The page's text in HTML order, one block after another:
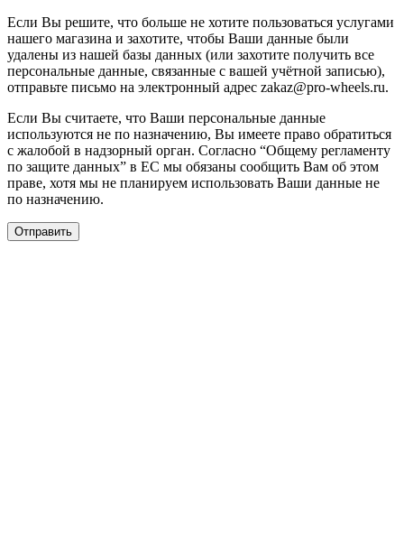
Если Вы решите, что больше не хотите пользоваться услугами
нашего магазина и захотите, чтобы Ваши данные были
удалены из нашей базы данных (или захотите получить все
персональные данные, связанные с вашей учётной записью),
отправьте письмо на электронный адрес zakaz@pro-wheels.ru.
Если Вы считаете, что Ваши персональные данные
используются не по назначению, Вы имеете право обратиться
с жалобой в надзорный орган. Согласно “Общему регламенту
по защите данных” в ЕС мы обязаны сообщить Вам об этом
праве, хотя мы не планируем использовать Ваши данные не
по назначению.
Отправить